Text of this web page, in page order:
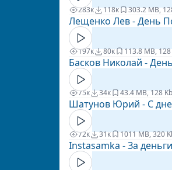
283к 118к 303.2 MB,
Лещенко Лев - День
197к 80к 113.8 MB, 128
Басков Николай -
75к 34к 43.4 MB, 128
Шатунов Юрий - С
72к 31к 1011 MB, 320
Instasamka - За